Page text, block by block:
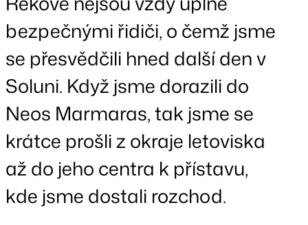
bezpečnými řidiči, o čemž jsme
se přesvědčili hned další den v
Soluni. Když jsme dorazili do
Neos Marmaras, tak jsme se
krátce prošli z okraje letoviska
až do jeho centra k přístavu,
kde jsme dostali rozchod.